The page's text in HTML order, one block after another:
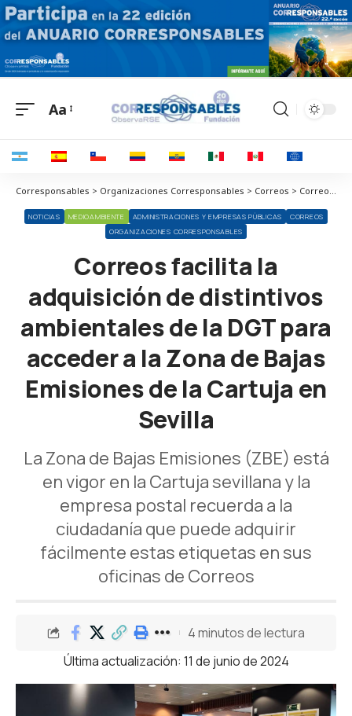
Aa
Corresponsables > Organizaciones Corresponsables > Correos > Correos facilita la adquisición de distintivos ambientales de la DGT para acceder a la Zona de Bajas Emisiones de la Cartuja en Sevilla
NOTICIAS MEDIOAMBIENTE ADMINISTRACIONES Y EMPRESAS PÚBLICAS
CORREOS
ORGANIZACIONES CORRESPONSABLES
Correos facilita la
adquisición de distintivos
ambientales de la DGT para
acceder a la Zona de Bajas
Emisiones de la Cartuja en
Sevilla
La Zona de Bajas Emisiones (ZBE) está
en vigor en la Cartuja sevillana y la
empresa postal recuerda a la
ciudadanía que puede adquirir
fácilmente estas etiquetas en sus
oficinas de Correos
Última actualización: 11 de junio de 2024
4 minutos de lectura